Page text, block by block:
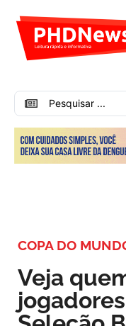
COPA DO
Veja